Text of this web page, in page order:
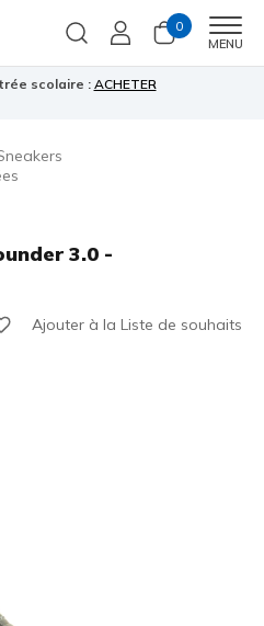
0
MENU
scolaire : ACHETER
3.0 -
Ajouter à la Liste de souhaits